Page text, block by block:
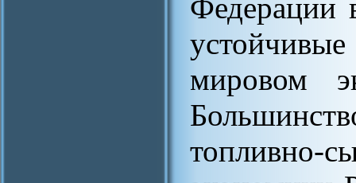
Федерации
мировом